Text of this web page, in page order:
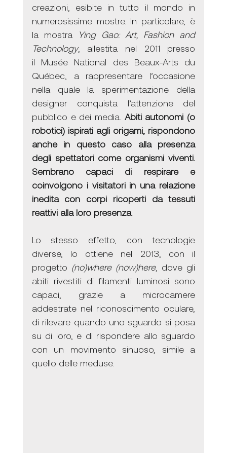
creazioni, esibite in tutto il mondo in
numerosissime mostre. In particolare, è
la mostra
Ying Gao: Art, Fashion and
Technology, allestita nel 2011 presso
il Musée National des Beaux-Arts du
Québec, a rappresentare l’occasione
nella quale la sperimentazione della
designer conquista l’attenzione del
pubblico e dei media. Abiti autonomi (o
robotici) ispirati agli origami, rispondono
anche in questo caso alla presenza
degli spettatori come organismi viventi.
Sembrano capaci di respirare e
coinvolgono i visitatori in una relazione
inedita con corpi ricoperti da tessuti
reattivi alla loro presenza.
Lo stesso effetto, con tecnologie
diverse, lo ottiene nel 2013, con il
progetto (no)where (now)here, dove gli
abiti rivestiti di filamenti luminosi sono
capaci, grazie a microcamere
addestrate nel riconoscimento oculare,
di rilevare quando uno sguardo si posa
su di loro, e di rispondere allo sguardo
con un movimento sinuoso, simile a
quello delle meduse.